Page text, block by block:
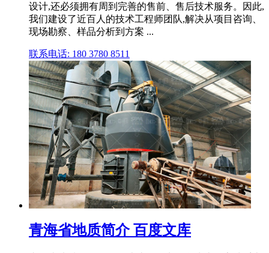
设计,还必须拥有周到完善的售前、售后技术服务。因此,
我们建设了近百人的技术工程师团队,解决从项目咨询、
现场勘察、样品分析到方案 ...
联系电话: 180 3780 8511
青海省地质简介 百度文库